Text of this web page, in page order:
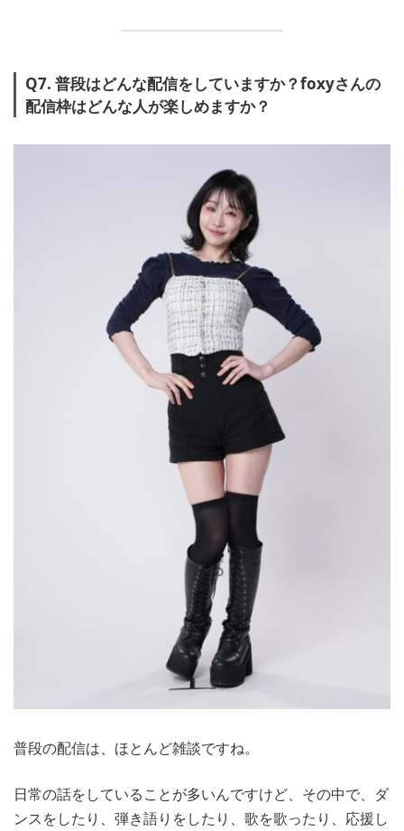
Q7. 普段はどんな配信をしていますか？foxyさんの
配信枠はどんな人が楽しめますか？
普段の配信は、ほとんど雑談ですね。
日常の話をしていることが多いんですけど、その中で、ダ
ンスをしたり、弾き語りをしたり、歌を歌ったり、応援し